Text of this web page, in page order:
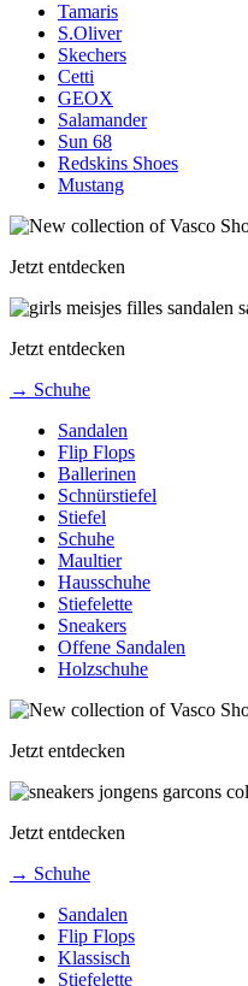
Tamaris
S.Oliver
Skechers
Cetti
GEOX
Salamander
Sun 68
Redskins Shoes
Mustang
Jetzt entdecken
Jetzt entdecken
→ Schuhe
Sandalen
Flip Flops
Ballerinen
Schnürstiefel
Stiefel
Schuhe
Maultier
Hausschuhe
Stiefelette
Sneakers
Offene Sandalen
Holzschuhe
Jetzt entdecken
Jetzt entdecken
→ Schuhe
Sandalen
Flip Flops
Klassisch
Stiefelette